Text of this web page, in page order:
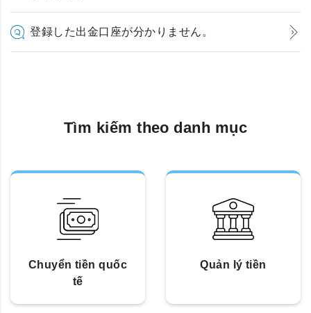
登録した出金口座が分かりません。
Tìm kiếm theo danh mục
Chuyển tiền quốc
tế
Quản lý tiền